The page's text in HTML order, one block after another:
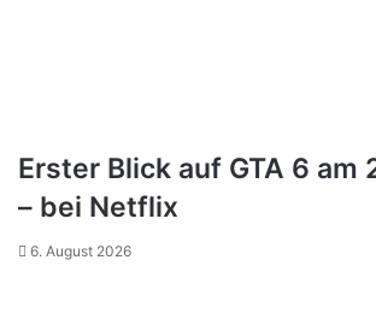
Erster Blick auf GTA 6 am
– bei Netflix
6. August 2026